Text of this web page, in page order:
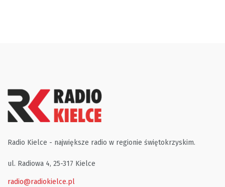
Radio Kielce - największe radio w regionie świętokrzyskim.
ul. Radiowa 4, 25-317 Kielce
radio@radiokielce.pl